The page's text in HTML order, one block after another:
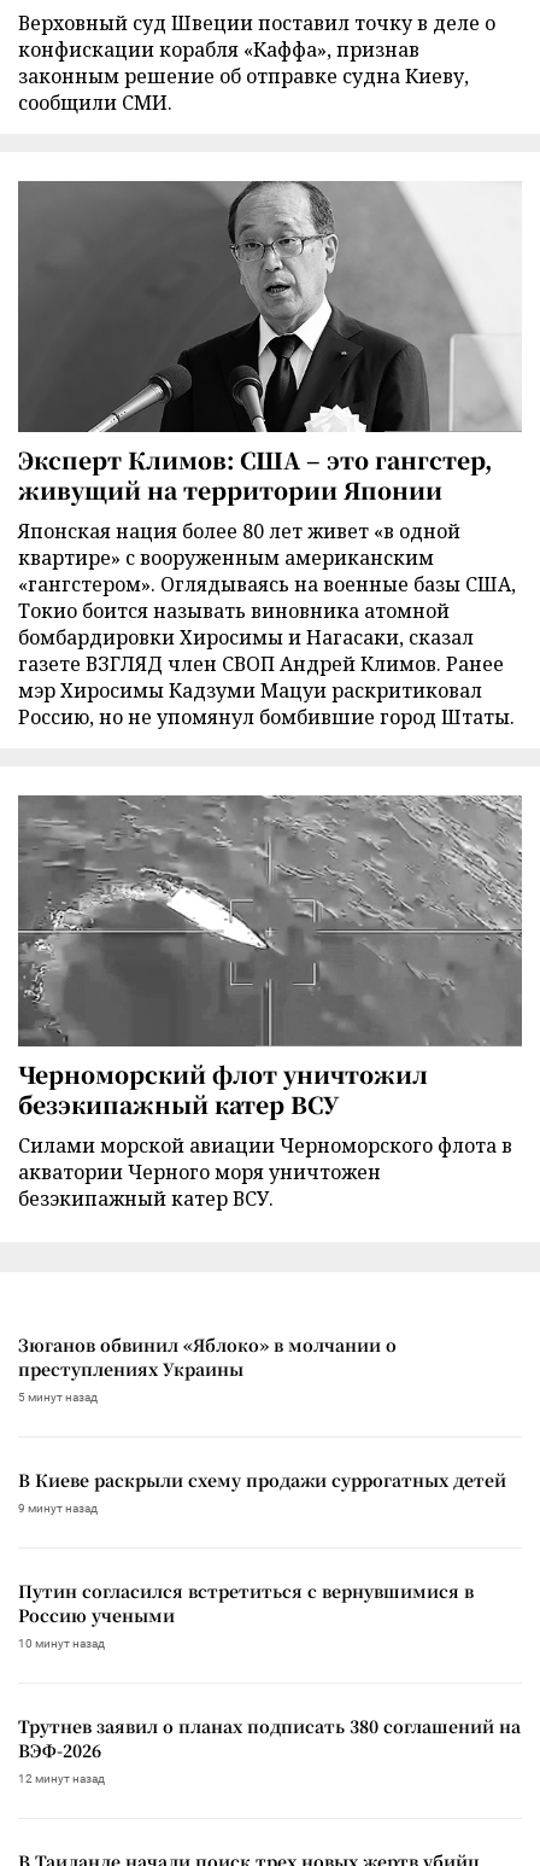
Верховный суд Швеции поставил точку в деле о
конфискации корабля «Каффа», признав
законным решение об отправке судна Киеву,
сообщили СМИ.
Эксперт Климов: США – это гангстер,
живущий на территории Японии
Японская нация более 80 лет живет «в одной
квартире» с вооруженным американским
«гангстером». Оглядываясь на военные базы США,
Токио боится называть виновника атомной
бомбардировки Хиросимы и Нагасаки, сказал
газете ВЗГЛЯД член СВОП Андрей Климов. Ранее
мэр Хиросимы Кадзуми Мацуи раскритиковал
Россию, но не упомянул бомбившие город Штаты.
Черноморский флот уничтожил
безэкипажный катер ВСУ
Силами морской авиации Черноморского флота в
акватории Черного моря уничтожен
безэкипажный катер ВСУ.
Зюганов обвинил «Яблоко» в молчании о
преступлениях Украины
5 минут назад
В Киеве раскрыли схему продажи суррогатных детей
9 минут назад
Путин согласился встретиться с вернувшимися в
Россию учеными
10 минут назад
Трутнев заявил о планах подписать 380 соглашений на
ВЭФ-2026
12 минут назад
В Таиланде начали поиск трех новых жертв убийц